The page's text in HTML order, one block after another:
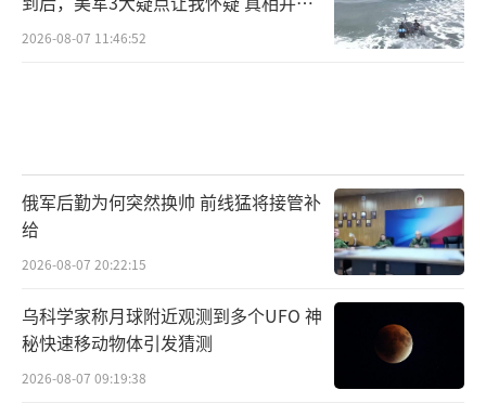
如此
2026-08-07 11:46:52
俄军后勤为何突然换帅 前线猛将接管补
给
2026-08-07 20:22:15
乌科学家称月球附近观测到多个UFO 神
秘快速移动物体引发猜测
2026-08-07 09:19:38